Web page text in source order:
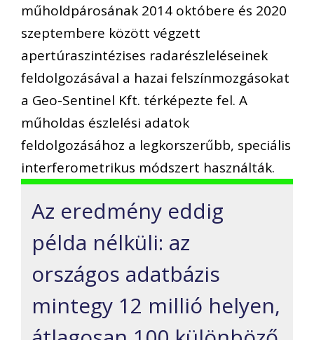
műholdpárosának 2014 októbere és 2020
szeptembere között végzett
apertúraszintézises radarészleléseinek
feldolgozásával a hazai felszínmozgásokat
a Geo-Sentinel Kft. térképezte fel. A
műholdas észlelési adatok
feldolgozásához a legkorszerűbb, speciális
interferometrikus módszert használták.
Az eredmény eddig
példa nélküli: az
országos adatbázis
mintegy 12 millió helyen,